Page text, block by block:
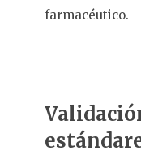
farmacéutico.